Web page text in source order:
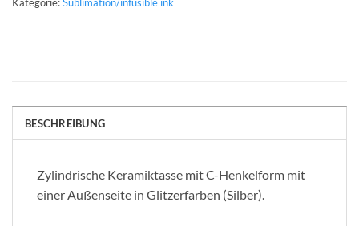
BESCHREIBUNG
Zylindrische Keramiktasse mit C-Henkelform mit
einer Außenseite in Glitzerfarben (Silber).